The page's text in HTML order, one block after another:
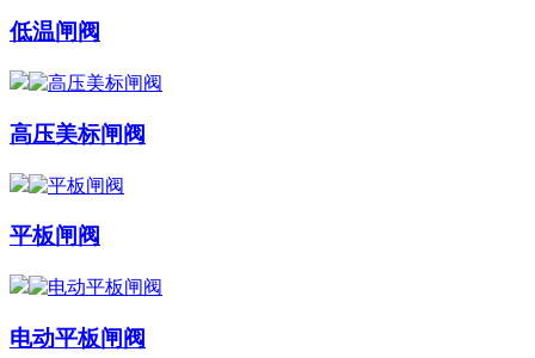
低温闸阀
高压美标闸阀
平板闸阀
电动平板闸阀